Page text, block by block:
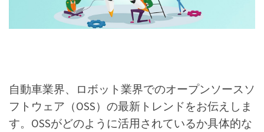
自動車業界、ロボット業界でのオープンソースソ
フトウェア（OSS）の最新トレンドをお伝えしま
す。OSSがどのように活用されているか具体的な